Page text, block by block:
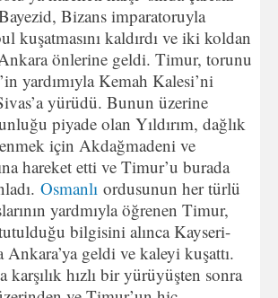
Bizans imparatoruyla
kuşatmasını kaldırdı ve iki koldan
önlerine geldi. Timur, torunu
yardımıyla Kemah Kalesi’ni
yürüdü. Bunun üzerine
piyade olan Yıldırım, dağlık
için Akdağmadeni ve
hareket etti ve Timur’u burada
Osmanlı ordusunun her türlü
yardmıyla öğrenen Timur,
bilgisini alınca Kayseri-
geldi ve kaleyi kuşattı.
karşılık hızlı bir yürüyüşten sonra